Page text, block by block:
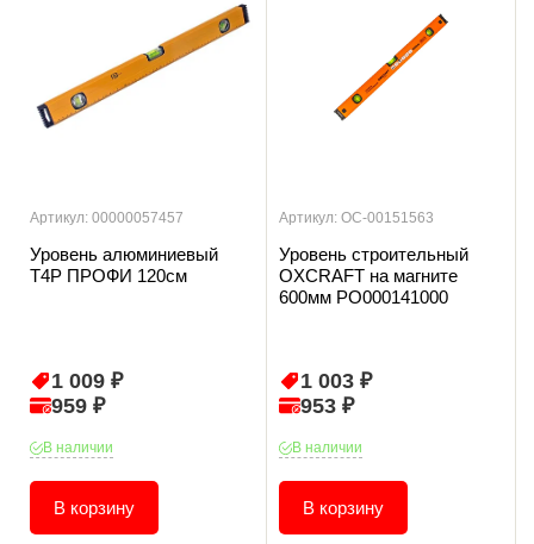
Артикул: 00000057457
Уровень алюминиевый
T4P ПРОФИ 120см
1 009 ₽
959 ₽
В наличии
В корзину
Артикул: ОС-00151563
Уровень строительный
OXCRAFT на магните
600мм PO000141000
1 003 ₽
953 ₽
В наличии
В корзину